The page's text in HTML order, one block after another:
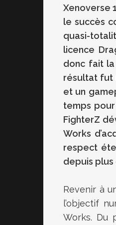
Xenoverse
le succès
quasi-
licence
donc fait la
résultat fut
et un
temps
FighterZ
Works
respect
depuis plus
Revenir à
l’objectif
Works. Du